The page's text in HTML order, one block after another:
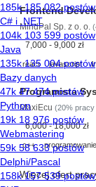
Frontend
MindPal Sp. z o. o.
7,000 - 9,000 zł
react javascript
Programista
MaxiEcu (20% pracy
6,000 - 18,000 zł
c++ programowanie
Więcej ofert